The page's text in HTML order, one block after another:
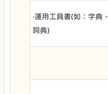
‧運用工具書(如：字典、
詞典)